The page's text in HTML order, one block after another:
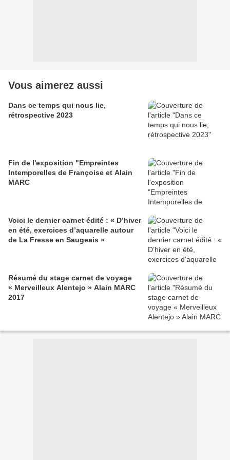
Vous aimerez aussi
Dans ce temps qui nous lie,
rétrospective 2023
Fin de l'exposition "Empreintes
Intemporelles de Françoise et Alain
MARC
Voici le dernier carnet édité : « D’hiver
en été, exercices d’aquarelle autour
de La Fresse en Saugeais »
Résumé du stage carnet de voyage
« Merveilleux Alentejo » Alain MARC
2017